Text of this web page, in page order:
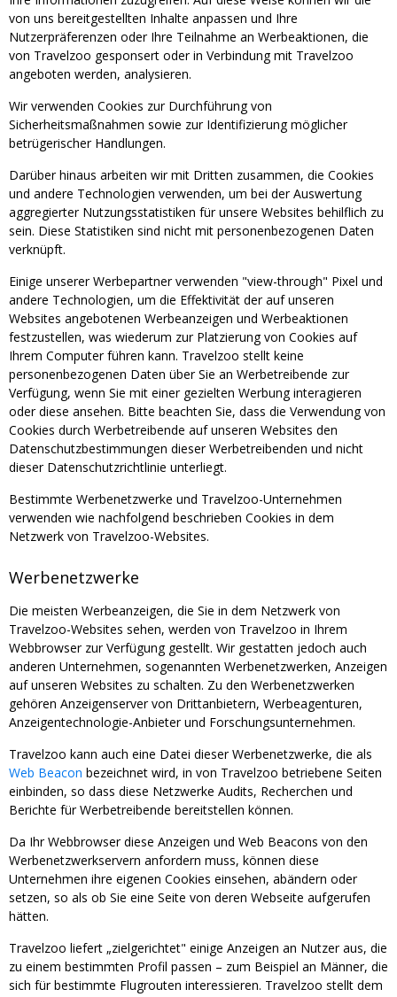
von uns bereitgestellten Inhalte anpassen und Ihre
Nutzerpräferenzen oder Ihre Teilnahme an Werbeaktionen, die
von Travelzoo gesponsert oder in Verbindung mit Travelzoo
angeboten werden, analysieren.
Wir verwenden Cookies zur Durchführung von
Sicherheitsmaßnahmen sowie zur Identifizierung möglicher
betrügerischer Handlungen.
Darüber hinaus arbeiten wir mit Dritten zusammen, die Cookies
und andere Technologien verwenden, um bei der Auswertung
aggregierter Nutzungsstatistiken für unsere Websites behilflich zu
sein. Diese Statistiken sind nicht mit personenbezogenen Daten
verknüpft.
Einige unserer Werbepartner verwenden "view-through" Pixel und
andere Technologien, um die Effektivität der auf unseren
Websites angebotenen Werbeanzeigen und Werbeaktionen
festzustellen, was wiederum zur Platzierung von Cookies auf
Ihrem Computer führen kann. Travelzoo stellt keine
personenbezogenen Daten über Sie an Werbetreibende zur
Verfügung, wenn Sie mit einer gezielten Werbung interagieren
oder diese ansehen. Bitte beachten Sie, dass die Verwendung von
Cookies durch Werbetreibende auf unseren Websites den
Datenschutzbestimmungen dieser Werbetreibenden und nicht
dieser Datenschutzrichtlinie unterliegt.
Bestimmte Werbenetzwerke und Travelzoo-Unternehmen
verwenden wie nachfolgend beschrieben Cookies in dem
Netzwerk von Travelzoo-Websites.
Werbenetzwerke
Die meisten Werbeanzeigen, die Sie in dem Netzwerk von
Travelzoo-Websites sehen, werden von Travelzoo in Ihrem
Webbrowser zur Verfügung gestellt. Wir gestatten jedoch auch
anderen Unternehmen, sogenannten Werbenetzwerken, Anzeigen
auf unseren Websites zu schalten. Zu den Werbenetzwerken
gehören Anzeigenserver von Drittanbietern, Werbeagenturen,
Anzeigentechnologie-Anbieter und Forschungsunternehmen.
Travelzoo kann auch eine Datei dieser Werbenetzwerke, die als
Web Beacon bezeichnet wird, in von Travelzoo betriebene Seiten
einbinden, so dass diese Netzwerke Audits, Recherchen und
Berichte für Werbetreibende bereitstellen können.
Da Ihr Webbrowser diese Anzeigen und Web Beacons von den
Werbenetzwerkservern anfordern muss, können diese
Unternehmen ihre eigenen Cookies einsehen, abändern oder
setzen, so als ob Sie eine Seite von deren Webseite aufgerufen
hätten.
Travelzoo liefert „zielgerichtet" einige Anzeigen an Nutzer aus, die
zu einem bestimmten Profil passen – zum Beispiel an Männer, die
sich für bestimmte Flugrouten interessieren. Travelzoo stellt dem